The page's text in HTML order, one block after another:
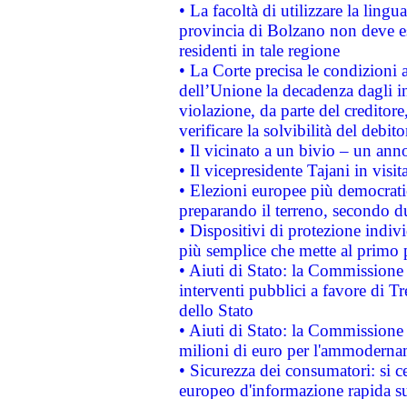
• La facoltà di utilizzare la
provincia di Bolzano non deve
residenti in tale regione
• La Corte precisa le
dell’Unione la decadenza dagli
violazione, da parte del
verificare la solvibilità del
• Il vicinato a un bivio – un
• Il vicepresidente Tajani in
• Elezioni europee più
preparando il terreno, secondo
• Dispositivi di protezione
più semplice che mette al primo
• Aiuti di Stato: la
interventi pubblici a favore di
dello Stato
• Aiuti di Stato: la
milioni di euro per
• Sicurezza dei consumatori: si
europeo d'informazione rapida